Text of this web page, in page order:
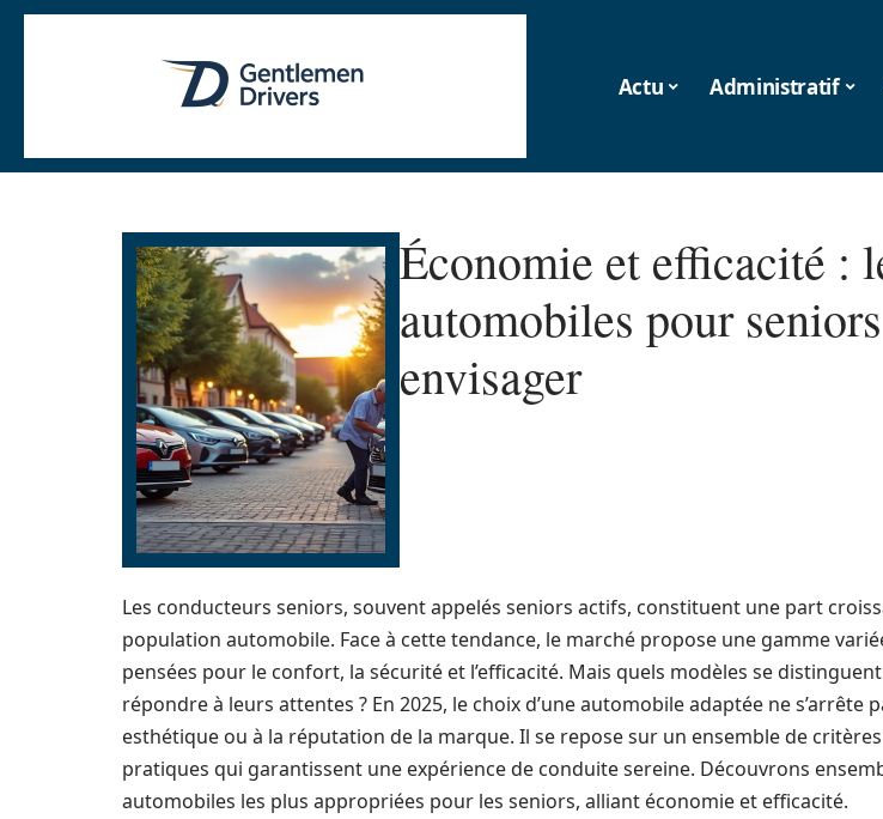
Actu Administratif
Économie et efficacité :
automobiles pour
envisager
Les conducteurs seniors, souvent appelés seniors actifs, constituent une part
population automobile. Face à cette tendance, le marché propose une gamme
pensées pour le confort, la sécurité et l’efficacité. Mais quels modèles se
répondre à leurs attentes ? En 2025, le choix d’une automobile adaptée ne s’arrête
esthétique ou à la réputation de la marque. Il se repose sur un ensemble de
pratiques qui garantissent une expérience de conduite sereine. Découvrons
automobiles les plus appropriées pour les seniors, alliant économie et efficacité.